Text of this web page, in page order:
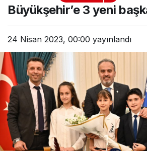
Büyükşehir’e 3 yeni
24 Nisan 2023, 00:00 yayınlandı